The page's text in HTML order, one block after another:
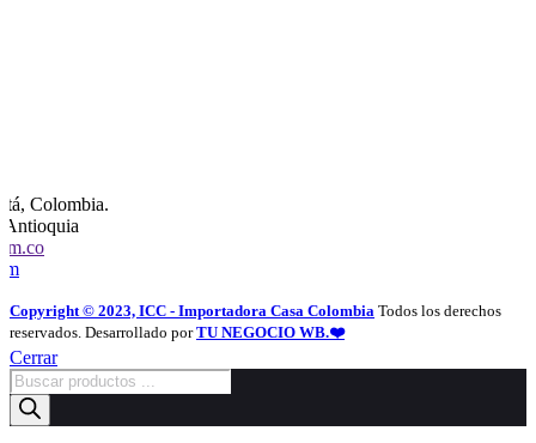
Colombia.
Antioquia
Copyright © 2023, ICC - Importadora Casa Colombia Todos los derechos
reservados. Desarrollado porTU NEGOCIO WB.❤️
Cerrar
Búsqueda
de
productos